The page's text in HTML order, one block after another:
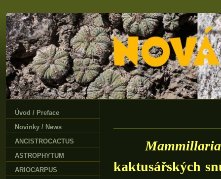
kaktusářských
Úvod / Preface
Novinky / News
ANCISTROCACTUS
ASTROPHYTUM
ARIOCARPUS